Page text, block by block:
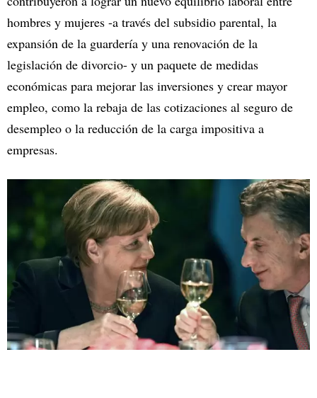
hombres y mujeres -a través del subsidio parental, la
expansión de la guardería y una renovación de la
legislación de divorcio- y un paquete de medidas
económicas para mejorar las inversiones y crear mayor
empleo, como la rebaja de las cotizaciones al seguro de
desempleo o la reducción de la carga impositiva a
empresas.